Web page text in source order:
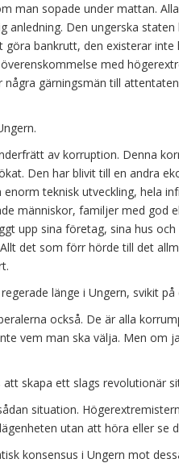
man sopade under mattan.
anledning. Den ungerska
bankrutt, den existerar inte
med
gärningsmän till
av korruption. Denna
Den har blivit till en andra
teknisk utveckling, hela
människor, familjer med god
upp sina företag, sina hus
det som förr hörde till det
länge i Ungern, svikit på
också. De är alla
vem man ska välja. Men om
skapa ett slags revolutionär
situation.
utan att höra eller se
konsensus i Ungern mot